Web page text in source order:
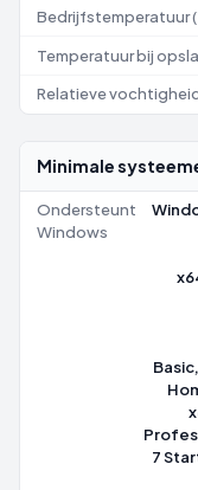
Bedrijfstemperatuur
Temperatuur bij
Relatieve
Minimale
Ondersteunt
Windows
7